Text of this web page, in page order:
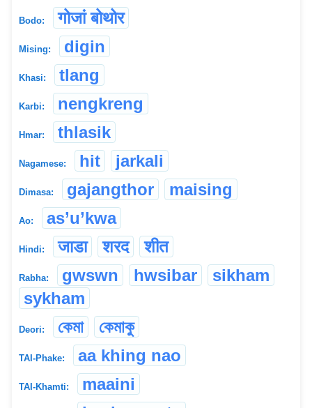
Bodo: गोजां बोथोर
Mising: digin
Khasi: tlang
Karbi: nengkreng
Hmar: thlasik
Nagamese: hit jarkali
Dimasa: gajangthor maising
Ao: as’u’kwa
Hindi: जाडा शरद शीत
Rabha: gwswn hwsibar
sikham
sykham
Deori: কেমা কেমাকু
TAI-Phake: aa khing nao
TAI-Khamti:
maaini